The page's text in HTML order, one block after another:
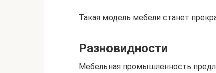
Такая модель мебели станет
Разновидности
Мебельная промышленность